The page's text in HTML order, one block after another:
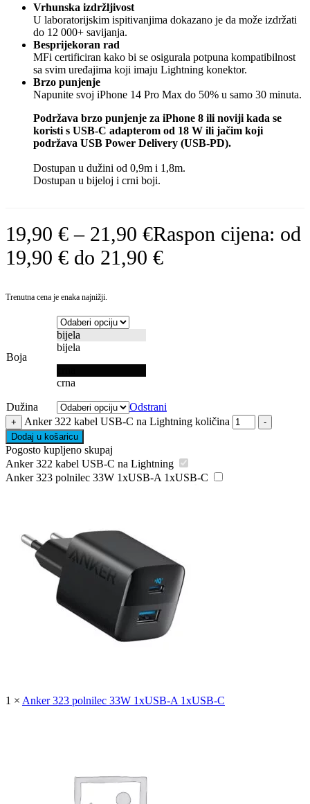
Vrhunska izdržljivost
U laboratorijskim ispitivanjima dokazano je da može izdržati
do 12 000+ savijanja.
Besprijekoran rad
MFi certificiran kako bi se osigurala potpuna kompatibilnost
sa svim uređajima koji imaju Lightning konektor.
Brzo punjenje
Napunite svoj iPhone 14 Pro Max do 50% u samo 30 minuta.
Podržava brzo punjenje za iPhone 8 ili noviji kada se
koristi s USB-C adapterom od 18 W ili jačim koji
podržava USB Power Delivery (USB-PD).
Dostupan u dužini od 0,9m i 1,8m.
Dostupan u bijeloj i crni boji.
19,90 € – 21,90 €Raspon cijena: od
19,90 € do 21,90 €
Trenutna cena je enaka najnižji.
Boja
bijela
bijela
crna
Dužina Odstrani
+ Anker 322 kabel USB-C na Lightning količina
-
Dodaj u košaricu
Pogosto kupljeno skupaj
Anker 322 kabel USB-C na Lightning
Anker 323 polnilec 33W 1xUSB-A 1xUSB-C
1 × Anker 323 polnilec 33W 1xUSB-A 1xUSB-C